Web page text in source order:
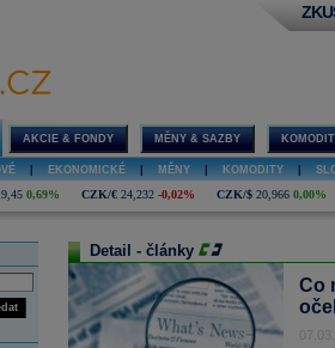
AKCIE & FONDY MĚNY & SAZBY
EKONOMICKÉ MĚNY KOMODITY
0,69% CZK/€ 24,232 -0,02% CZK/$ 20,966 0,00%
Detail - články
Co